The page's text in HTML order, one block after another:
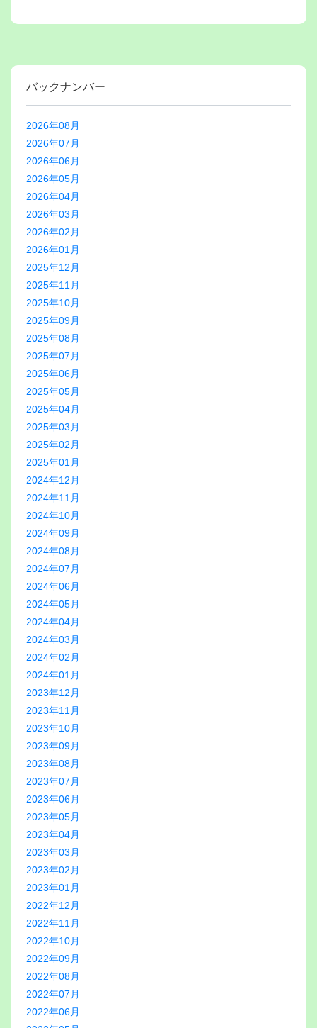
バックナンバー
2026年08月
2026年07月
2026年06月
2026年05月
2026年04月
2026年03月
2026年02月
2026年01月
2025年12月
2025年11月
2025年10月
2025年09月
2025年08月
2025年07月
2025年06月
2025年05月
2025年04月
2025年03月
2025年02月
2025年01月
2024年12月
2024年11月
2024年10月
2024年09月
2024年08月
2024年07月
2024年06月
2024年05月
2024年04月
2024年03月
2024年02月
2024年01月
2023年12月
2023年11月
2023年10月
2023年09月
2023年08月
2023年07月
2023年06月
2023年05月
2023年04月
2023年03月
2023年02月
2023年01月
2022年12月
2022年11月
2022年10月
2022年09月
2022年08月
2022年07月
2022年06月